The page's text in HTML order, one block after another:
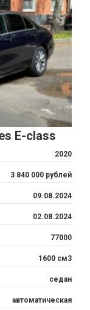
E-class
2020
3 840 000 рублей
09.08.2024
02.08.2024
77000
1600 см3
седан
автоматическая